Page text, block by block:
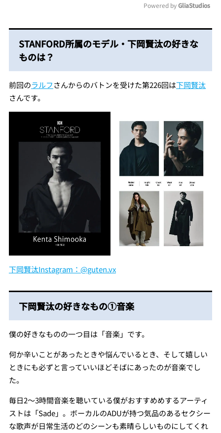
Powered by GliaStudios
STANFORD所属のモデル・下岡賢汰の好きな
ものは？
前回のラルフさんからのバトンを受けた第226回は下岡賢汰
さんです。
下岡賢汰Instagram：@guten.vx
下岡賢汰の好きなもの①音楽
僕の好きなものの一つ目は「音楽」です。
何か辛いことがあったときや悩んでいるとき、そして嬉しい
ときにも必ずと言っていいほどそばにあったのが音楽でし
た。
毎日2〜3時間音楽を聴いている僕がおすすめめするアーティ
ストは「Sade」。ボーカルのADUが持つ気品のあるセクシー
な歌声が日常生活のどのシーンも素晴らしいものにしてくれ